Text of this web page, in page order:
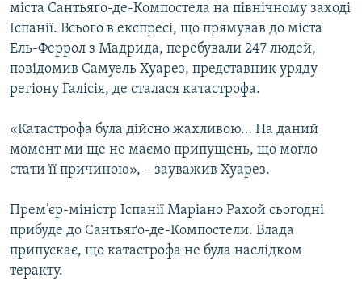
міста Сантьяґо-де-Компостела на північному заході
Іспанії. Всього в експресі, що прямував до міста
Ель-Феррол з Мадрида, перебували 247 людей,
повідомив Самуель Хуарез, представник уряду
регіону Галісія, де сталася катастрофа.
«Катастрофа була дійсно жахливою… На даний
момент ми ще не маємо припущень, що могло
стати її причиною», – зауважив Хуарез.
Прем’єр-міністр Іспанії Маріано Рахой сьогодні
прибуде до Сантьяґо-де-Компостели. Влада
припускає, що катастрофа не була наслідком
теракту.